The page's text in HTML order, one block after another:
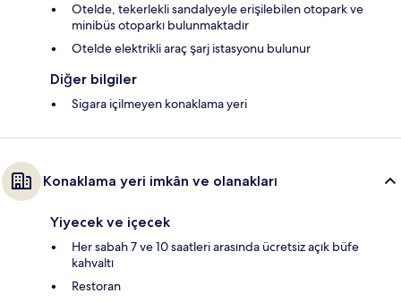
Otelde, tekerlekli sandalyeyle erişilebilen otopark ve
minibüs otoparkı bulunmaktadır
Otelde elektrikli araç şarj istasyonu bulunur
Diğer bilgiler
Sigara içilmeyen konaklama yeri
Konaklama yeri imkân ve olanakları
Yiyecek ve içecek
Her sabah 7 ve 10 saatleri arasında ücretsiz açık büfe
kahvaltı
Restoran